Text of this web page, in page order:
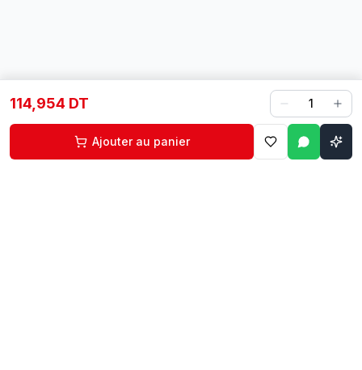
114,954 DT 1
Ajouter au panier